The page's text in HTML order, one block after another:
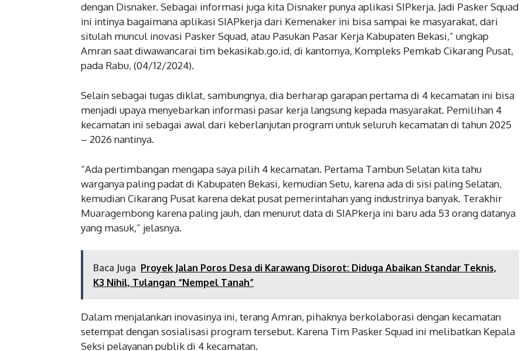
dengan Disnaker. Sebagai informasi juga kita Disnaker punya aplikasi SIPkerja. Jadi Pasker Squad
ini intinya bagaimana aplikasi SIAPkerja dari Kemenaker ini bisa sampai ke masyarakat, dari
situlah muncul inovasi Pasker Squad, atau Pasukan Pasar Kerja Kabupaten Bekasi,” ungkap
Amran saat diwawancarai tim bekasikab.go.id, di kantornya, Kompleks Pemkab Cikarang Pusat,
pada Rabu, (04/12/2024).
Selain sebagai tugas diklat, sambungnya, dia berharap garapan pertama di 4 kecamatan ini bisa
menjadi upaya menyebarkan informasi pasar kerja langsung kepada masyarakat. Pemilihan 4
kecamatan ini sebagai awal dari keberlanjutan program untuk seluruh kecamatan di tahun 2025
– 2026 nantinya.
“Ada pertimbangan mengapa saya pilih 4 kecamatan. Pertama Tambun Selatan kita tahu
warganya paling padat di Kabupaten Bekasi, kemudian Setu, karena ada di sisi paling Selatan,
kemudian Cikarang Pusat karena dekat pusat pemerintahan yang industrinya banyak. Terakhir
Muaragembong karena paling jauh, dan menurut data di SIAPkerja ini baru ada 53 orang datanya
yang masuk,” jelasnya.
Baca Juga Proyek Jalan Poros Desa di Karawang Disorot: Diduga Abaikan Standar Teknis,
K3 Nihil, Tulangan “Nempel Tanah”
Dalam menjalankan inovasinya ini, terang Amran, pihaknya berkolaborasi dengan kecamatan
setempat dengan sosialisasi program tersebut. Karena Tim Pasker Squad ini melibatkan Kepala
Seksi pelayanan publik di 4 kecamatan.